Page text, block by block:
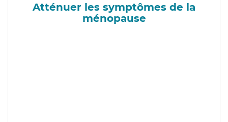
Atténuer les symptômes de la
ménopause